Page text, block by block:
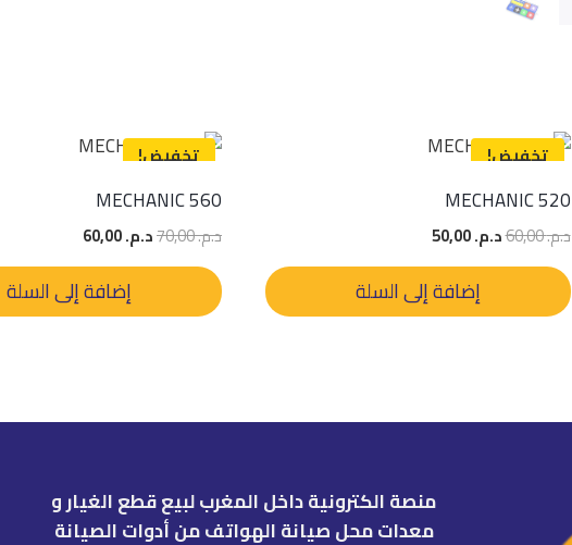
تخفيض!
MECHANIC 520
د.م.60,00
السعر
الأصلي
هو:
د.م. 60,00.
د.م.50,00
السعر
الحالي
هو:
د.م. 50,00.
إضافة إلى السلة
تخفيض!
MECHANIC 560
د.م.70,00
السعر
الأصلي
د.م. 70,00.
د.م.
الحالي
هو:
د.م. 60,00.
إضافة إلى السلة
منصة الكترونية داخل المغرب لبيع قطع الغيار و
معدات محل صيانة الهواتف من أدوات الصيانة